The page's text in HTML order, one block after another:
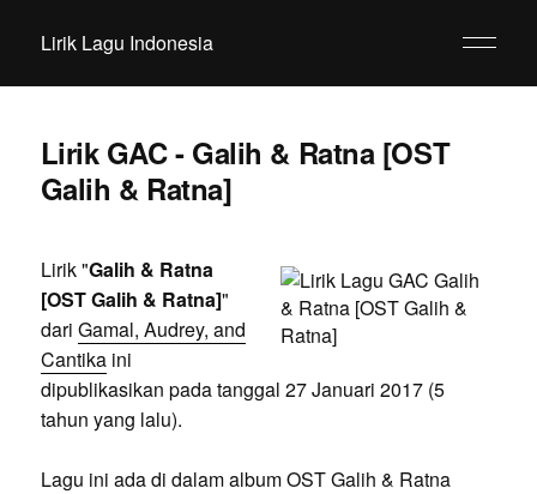
Lirik Lagu Indonesia
Lirik GAC - Galih & Ratna [OST
Galih & Ratna]
Lirik "Galih & Ratna
[OST Galih & Ratna]"
dari Gamal, Audrey, and
Cantikaini
dipublikasikan pada tanggal 27 Januari 2017 (5
tahun yang lalu).
Lagu ini ada di dalam album OST Galih & Ratna